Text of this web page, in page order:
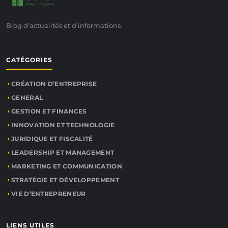
Partage et enseignement
Blog d'actualités et d'informations
CATÉGORIES
CRÉATION D’ENTREPRISE
GENERAL
GESTION ET FINANCES
INNOVATION ET TECHNOLOGIE
JURIDIQUE ET FISCALITÉ
LEADERSHIP ET MANAGEMENT
MARKETING ET COMMUNICATION
STRATÉGIE ET DÉVELOPPEMENT
VIE D’ENTREPRENEUR
LIENS UTILES